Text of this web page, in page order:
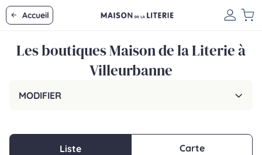
Accueil
Les boutiques Maison de la Literie à
Villeurbanne
MODIFIER
Liste Carte